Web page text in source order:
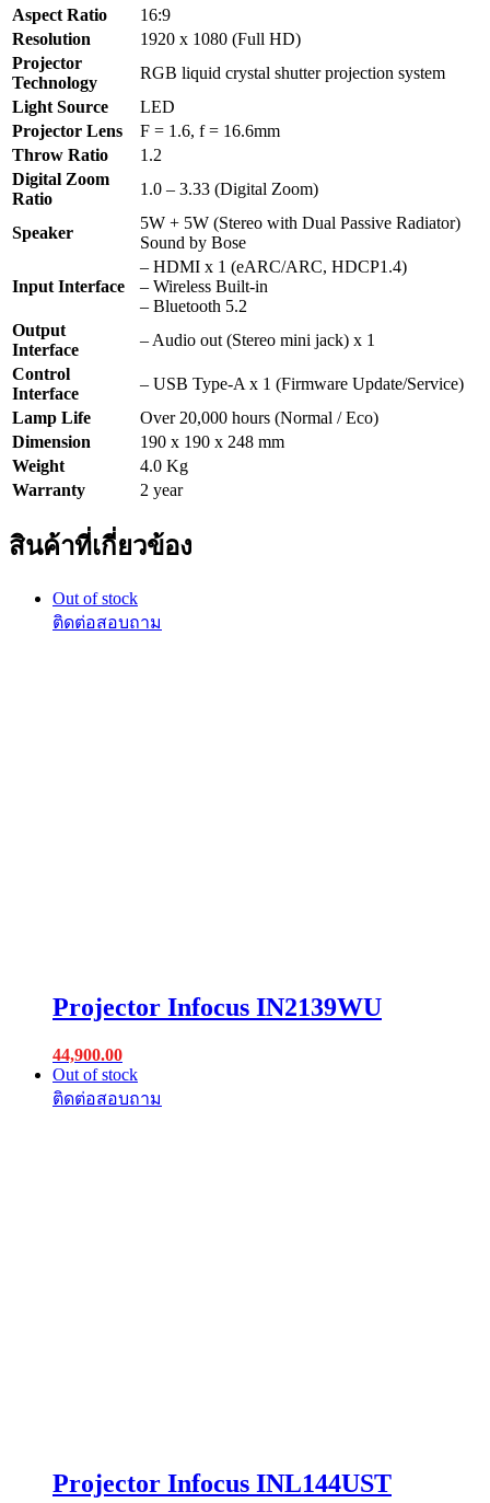
Aspect Ratio
16:9
Resolution
1920 x 1080 (Full HD)
Projector
Technology
RGB liquid crystal shutter projection system
Light Source
LED
Projector Lens
F = 1.6, f = 16.6mm
Throw Ratio
1.2
Digital Zoom
Ratio
1.0 – 3.33 (Digital Zoom)
Speaker
5W + 5W (Stereo with Dual Passive Radiator)
Sound by Bose
Input Interface
– HDMI x 1 (eARC/ARC, HDCP1.4)
– Wireless Built-in
– Bluetooth 5.2
Output
Interface
– Audio out (Stereo mini jack) x 1
Control
Interface
– USB Type-A x 1 (Firmware Update/Service)
Lamp Life
Over 20,000 hours (Normal / Eco)
Dimension
190 x 190 x 248 mm
Weight
4.0 Kg
Warranty
2 year
สินค้าที่เกี่ยวข้อง
Out of stock
Projector Infocus IN2139WU
44,900.00
Out of stock
Projector Infocus INL144UST